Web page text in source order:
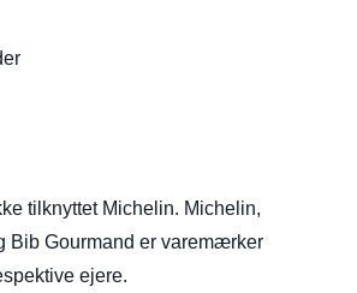
tilknyttet Michelin. Michelin,
Bib Gourmand er varemærker
ejere.